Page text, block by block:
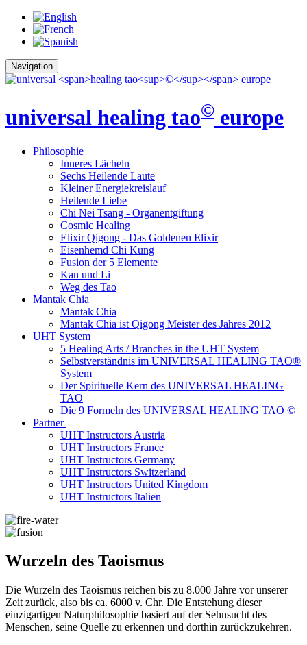
Navigation
universal healing tao© europe
Philosophie
Inneres Lächeln
Sechs Heilende Laute
Kleiner Energiekreislauf
Heilende Liebe
Chi Nei Tsang - Organentgiftung
Cosmic Healing
Elixir Qigong - Das Goldenen Elixir
Eisenhemd Chi Kung
Fusion der 5 Elemente
Kan und Li
Weg des Tao
Mantak Chia
Mantak Chia
Mantak Chia ist Qigong Meister des Jahres 2012
UHT System
5 Healing Arts / Branches in the UHT System
Selbstverständnis im UNIVERSAL HEALING TAO®
System
Der Spirituelle Kern des UNIVERSAL HEALING
TAO
Die 9 Formeln des UNIVERSAL HEALING TAO ©
Partner
UHT Instructors Austria
UHT Instructors France
UHT Instructors Germany
UHT Instructors Switzerland
UHT Instructors United Kingdom
UHT Instructors Italien
Wurzeln des Taoismus
Die Wurzeln des Taoismus reichen bis zu 8.000 Jahre vor unserer
Zeit zurück, also bis ca. 6000 v. Chr. Die Entstehung dieser
einzigartigen Naturphilosophie basiert auf der Sehnsucht des
Menschen, seine Quelle zu erkennen und dorthin zurückzukehren.